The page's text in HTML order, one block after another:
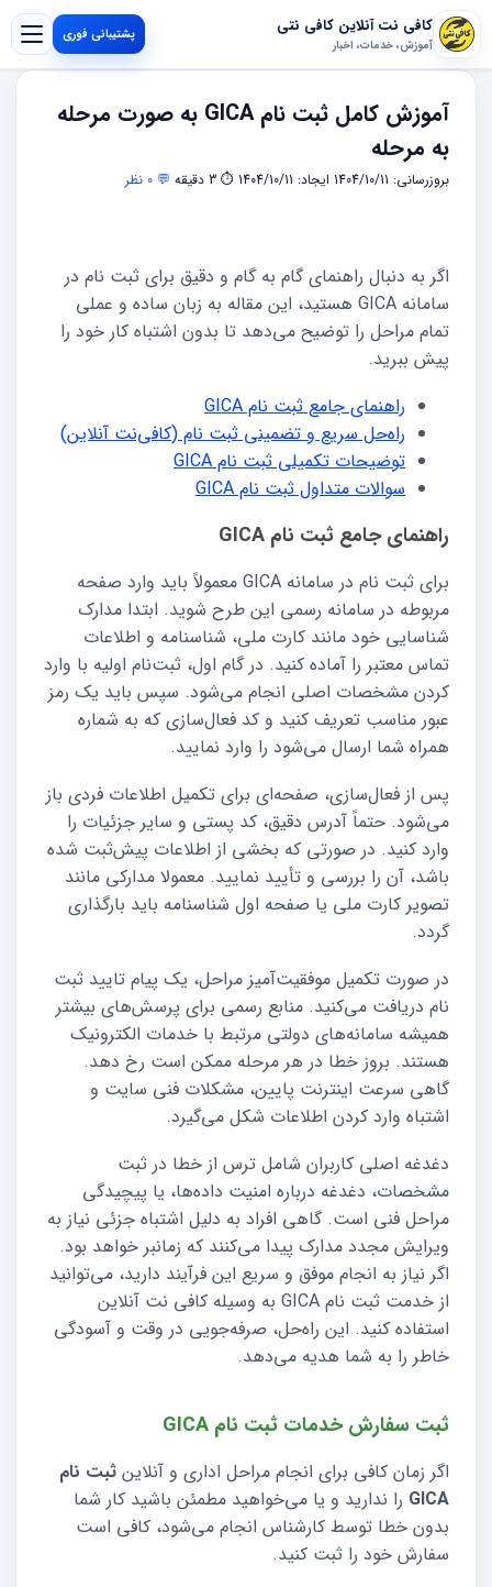
کافی نت آنلاین کافی نتی
آموزش، خدمات، اخبار
پشتیبانی فوری
آموزش کامل ثبت نام GICA به صورت مرحله
به مرحله
بروزرسانی: 1404/10/11 ایجاد: 1404/10/11 ⏱ 3 دقیقه 💬 0 نظر
اگر به دنبال راهنمای گام به گام و دقیق برای ثبت نام در
سامانه GICA هستید، این مقاله به زبان ساده و عملی
تمام مراحل را توضیح می‌دهد تا بدون اشتباه کار خود را
پیش ببرید.
راهنمای جامع ثبت نام GICA
راه‌حل سریع و تضمینی ثبت نام (کافی‌نت آنلاین)
توضیحات تکمیلی ثبت نام GICA
سوالات متداول ثبت نام GICA
راهنمای جامع ثبت نام GICA
برای ثبت نام در سامانه GICA معمولاً باید وارد صفحه
مربوطه در سامانه رسمی این طرح شوید. ابتدا مدارک
شناسایی خود مانند کارت ملی، شناسنامه و اطلاعات
تماس معتبر را آماده کنید. در گام اول، ثبت‌نام اولیه با وارد
کردن مشخصات اصلی انجام می‌شود. سپس باید یک رمز
عبور مناسب تعریف کنید و کد فعال‌سازی که به شماره
همراه شما ارسال می‌شود را وارد نمایید.
پس از فعال‌سازی، صفحه‌ای برای تکمیل اطلاعات فردی باز
می‌شود. حتماً آدرس دقیق، کد پستی و سایر جزئیات را
وارد کنید. در صورتی که بخشی از اطلاعات پیش‌ثبت شده
باشد، آن را بررسی و تأیید نمایید. معمولا مدارکی مانند
تصویر کارت ملی یا صفحه اول شناسنامه باید بارگذاری
گردد.
در صورت تکمیل موفقیت‌آمیز مراحل، یک پیام تایید ثبت‌
نام دریافت می‌کنید. منابع رسمی برای پرسش‌های بیشتر
همیشه سامانه‌های دولتی مرتبط با خدمات الکترونیک
هستند. بروز خطا در هر مرحله ممکن است رخ دهد.
گاهی سرعت اینترنت پایین، مشکلات فنی سایت و
اشتباه وارد کردن اطلاعات شکل می‌گیرد.
دغدغه اصلی کاربران شامل ترس از خطا در ثبت
مشخصات، دغدغه درباره امنیت داده‌ها، یا پیچیدگی
مراحل فنی است. گاهی افراد به دلیل اشتباه جزئی نیاز به
ویرایش مجدد مدارک پیدا می‌کنند که زمانبر خواهد بود.
اگر نیاز به انجام موفق و سریع این فرآیند دارید، می‌توانید
از خدمت ثبت نام GICA به وسیله کافی نت آنلاین
استفاده کنید. این راه‌حل، صرفه‌جویی در وقت و آسودگی
خاطر را به شما هدیه می‌دهد.
ثبت سفارش خدمات ثبت نام GICA
اگر زمان کافی برای انجام مراحل اداری و آنلاین ثبت نام
GICA را ندارید و یا می‌خواهید مطمئن باشید کار شما
بدون خطا توسط کارشناس انجام می‌شود، کافی است
سفارش خود را ثبت کنید.